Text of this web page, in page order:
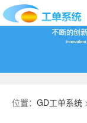
首
位置： GD工单系统